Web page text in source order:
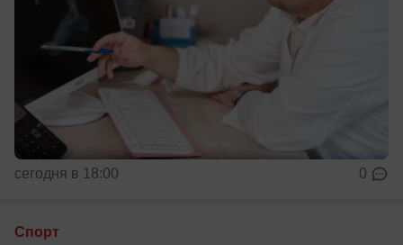
сегодня в 18:00 0
Спорт